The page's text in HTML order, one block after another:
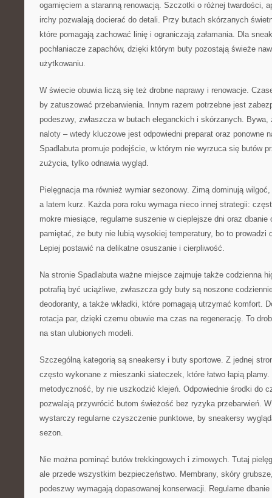
ogarnięciem a staranną renowacją. Szczotki o różnej twardości,
irchy pozwalają docierać do detali. Przy butach skórzanych
które pomagają zachować linię i ograniczają załamania. Dla
pochłaniacze zapachów, dzięki którym buty pozostają świeże
użytkowaniu.
W świecie obuwia liczą się też drobne naprawy i renowacje.
by zatuszować przebarwienia. Innym razem potrzebne jest
podeszwy, zwłaszcza w butach eleganckich i skórzanych. Bywa,
naloty – wtedy kluczowe jest odpowiedni preparat oraz ponowne
Spadlabuta promuje podejście, w którym nie wyrzuca się butów
zużycia, tylko odnawia wygląd.
Pielęgnacja ma również wymiar sezonowy. Zimą dominują
a latem kurz. Każda pora roku wymaga nieco innej strategii:
mokre miesiące, regularne suszenie w cieplejsze dni oraz dbanie
pamiętać, że buty nie lubią wysokiej temperatury, bo to prowadzi
Lepiej postawić na delikatne osuszanie i cierpliwość.
Na stronie Spadlabuta ważne miejsce zajmuje także codzienna
potrafią być uciążliwe, zwłaszcza gdy buty są noszone
deodoranty, a także wkładki, które pomagają utrzymać komfort.
rotacja par, dzięki czemu obuwie ma czas na regenerację. To
na stan ulubionych modeli.
Szczególną kategorią są sneakersy i buty sportowe. Z jednej
często wykonane z mieszanki siateczek, które łatwo łapią
metodyczność, by nie uszkodzić klejeń. Odpowiednie środki do
pozwalają przywrócić butom świeżość bez ryzyka przebarwień.
wystarczy regularne czyszczenie punktowe, by sneakersy
sezon.
Nie można pominąć butów trekkingowych i zimowych. Tutaj
ale przede wszystkim bezpieczeństwo. Membrany, skóry
podeszwy wymagają dopasowanej konserwacji. Regularne dbanie